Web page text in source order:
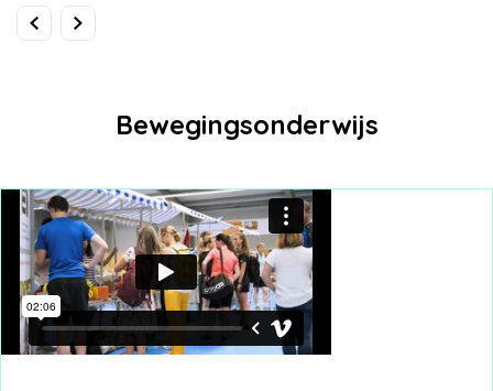
Bewegingsonderwijs